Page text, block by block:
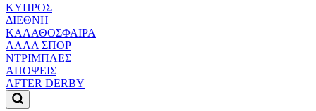
ΚΥΠΡΟΣ
ΔΙΕΘΝΗ
ΚΑΛΑΘΟΣΦΑΙΡΑ
ΑΛΛΑ ΣΠΟΡ
ΝΤΡΙΜΠΛΕΣ
ΑΠΟΨΕΙΣ
AFTER DERBY